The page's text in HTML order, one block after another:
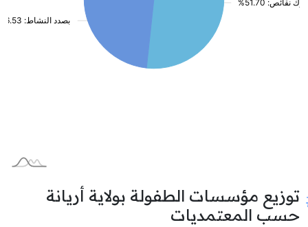
توزيع مؤسسات الطفولة بولاية أريانة
حسب المعتمديات